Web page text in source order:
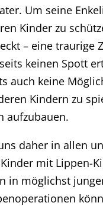
Um seine
Kinder zu
– eine traurige
keinen Spott
auch keine
Kindern zu
aufzubauen.
daher in allen
mit Lippen-
in möglichst